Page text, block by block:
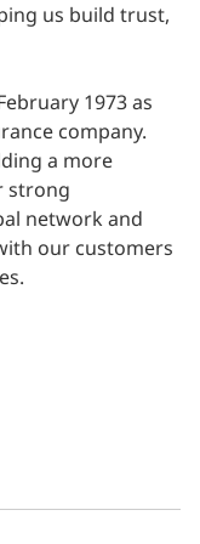
us build trust,
1973 as
company.
a more
strong
network and
our customers